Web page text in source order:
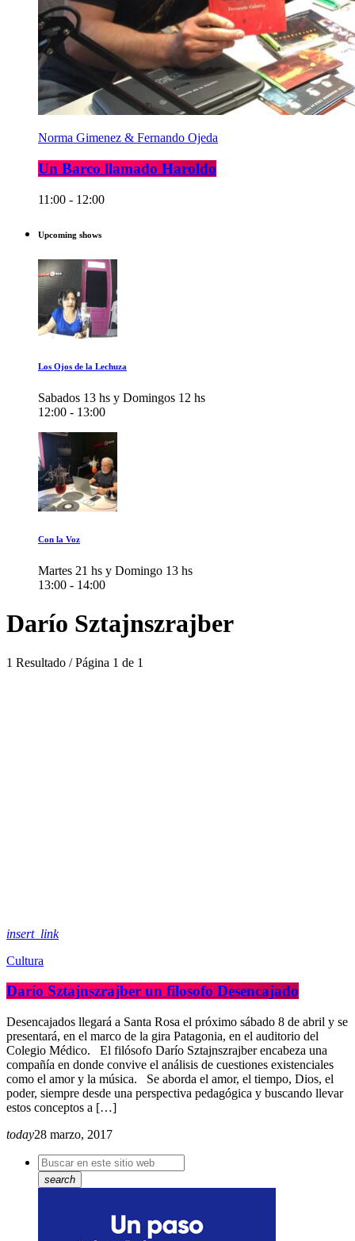
Norma Gimenez & Fernando Ojeda
Un Barco llamado Haroldo
11:00 - 12:00
Upcoming shows
Los Ojos de la Lechuza
Sabados 13 hs y Domingos 12 hs
12:00 - 13:00
Con la Voz
Martes 21 hs y Domingo 13 hs
13:00 - 14:00
Darío Sztajnszrajber
1 Resultado / Página 1 de 1
insert_link
Cultura
Darío Sztajnszrajber un filosofo Desencajado
Desencajados llegará a Santa Rosa el próximo sábado 8 de abril y se
presentará, en el marco de la gira Patagonia, en el auditorio del
Colegio Médico. El filósofo Darío Sztajnszrajber encabeza una
compañía en donde convive el análisis de cuestiones existenciales
como el amor y la música. Se aborda el amor, el tiempo, Dios, el
poder, siempre desde una perspectiva pedagógica y buscando llevar
estos conceptos a […]
today28 marzo, 2017
search